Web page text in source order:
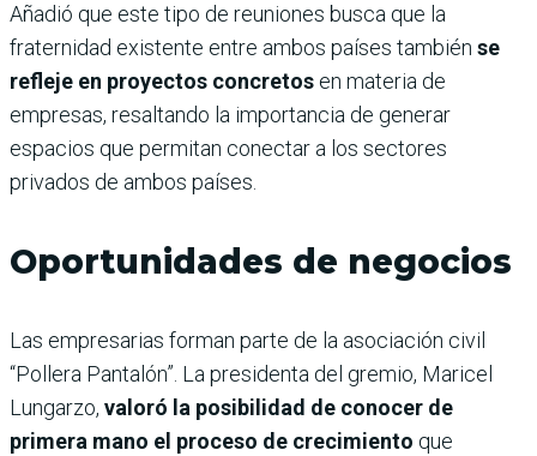
Añadió que este tipo de reuniones busca que la
fraternidad existente entre ambos países también se
refleje en proyectos concretos en materia de
empresas, resaltando la importancia de generar
espacios que permitan conectar a los sectores
privados de ambos países.
Oportunidades de negocios
Las empresarias forman parte de la asociación civil
“Pollera Pantalón”. La presidenta del gremio, Maricel
Lungarzo, valoró la posibilidad de conocer de
primera mano el proceso de crecimiento que